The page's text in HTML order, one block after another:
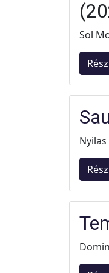
Sol